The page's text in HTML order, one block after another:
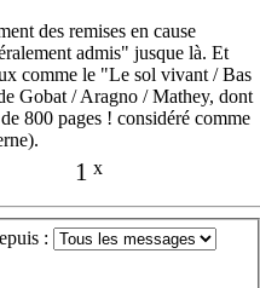
des remises en cause
admis" jusque là. Et
comme le "Le sol vivant / Bas
Gobat / Aragno / Mathey, dont
800 pages ! considéré comme
1 x
: